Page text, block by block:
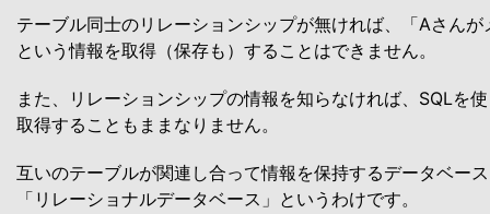
テーブル同士のリレーションシップが無ければ、「Aさん
という情報を取得（保存も）することはできません。
また、リレーションシップの情報を知らなければ、SQLを
取得することもままなりません。
互いのテーブルが関連し合って情報を保持するデータベー
「リレーショナルデータベース」というわけです。